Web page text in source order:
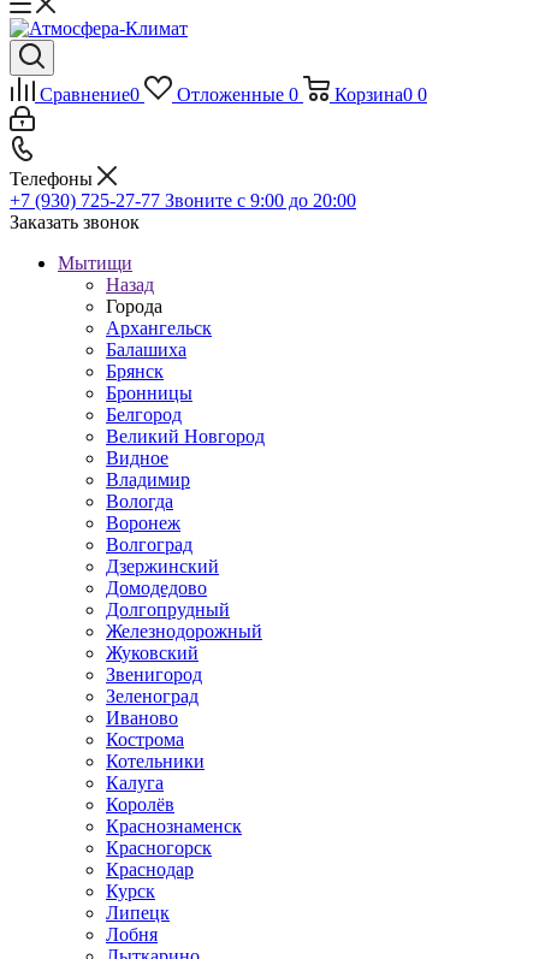
Сравнение0 Отложенные 0 Корзина0 0
Телефоны
+7 (930) 725-27-77 Звоните с 9:00 до 20:00
Заказать звонок
Мытищи
Назад
Города
Архангельск
Балашиха
Брянск
Бронницы
Белгород
Великий Новгород
Видное
Владимир
Вологда
Воронеж
Волгоград
Дзержинский
Домодедово
Долгопрудный
Железнодорожный
Жуковский
Звенигород
Зеленоград
Иваново
Кострома
Котельники
Калуга
Королёв
Краснознаменск
Красногорск
Краснодар
Курск
Липецк
Лобня